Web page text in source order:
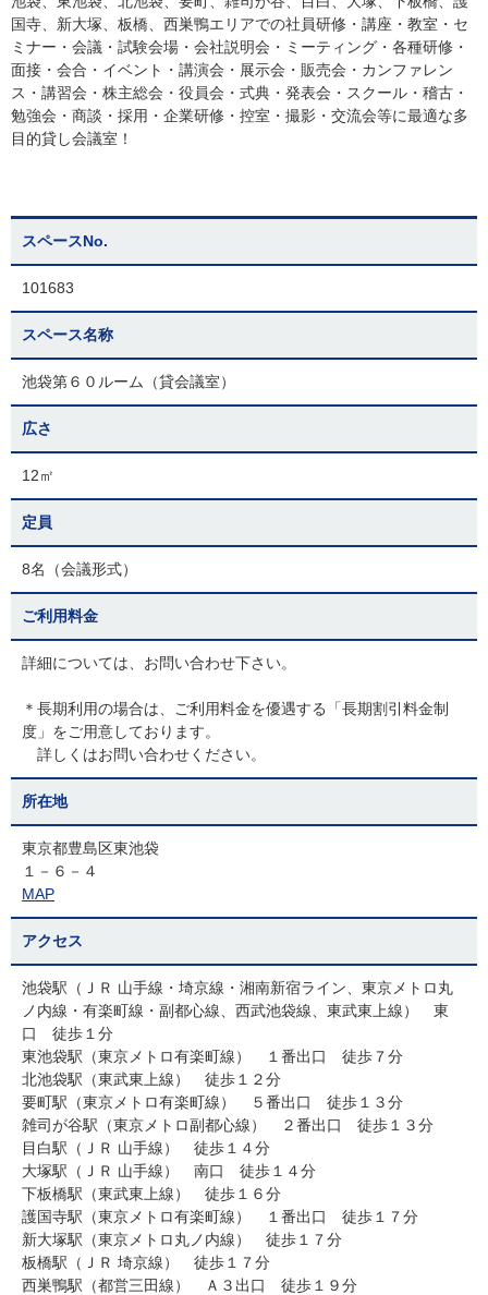
国寺、新大塚、板橋、西巣鴨エリアでの社員研修・講座・教室・セ
ミナー・会議・試験会場・会社説明会・ミーティング・各種研修・
面接・会合・イベント・講演会・展示会・販売会・カンファレン
ス・講習会・株主総会・役員会・式典・発表会・スクール・稽古・
勉強会・商談・採用・企業研修・控室・撮影・交流会等に最適な多
目的貸し会議室！
スペースNo.
101683
スペース名称
池袋第６０ルーム（貸会議室）
広さ
12㎡
定員
8名（会議形式）
ご利用料金
詳細については、お問い合わせ下さい。
＊長期利用の場合は、ご利用料金を優遇する「長期割引料金制
度」をご用意しております。
詳しくはお問い合わせください。
所在地
東京都豊島区東池袋
１－６－４
MAP
アクセス
池袋駅（ＪＲ 山手線・埼京線・湘南新宿ライン、東京メトロ丸
ノ内線・有楽町線・副都心線、西武池袋線、東武東上線） 東
口 徒歩１分
東池袋駅（東京メトロ有楽町線） １番出口 徒歩７分
北池袋駅（東武東上線） 徒歩１２分
要町駅（東京メトロ有楽町線） ５番出口 徒歩１３分
雑司が谷駅（東京メトロ副都心線） ２番出口 徒歩１３分
目白駅（ＪＲ 山手線） 徒歩１４分
大塚駅（ＪＲ 山手線） 南口 徒歩１４分
下板橋駅（東武東上線） 徒歩１６分
護国寺駅（東京メトロ有楽町線） １番出口 徒歩１７分
新大塚駅（東京メトロ丸ノ内線） 徒歩１７分
板橋駅（ＪＲ 埼京線） 徒歩１７分
西巣鴨駅（都営三田線） Ａ３出口 徒歩１９分